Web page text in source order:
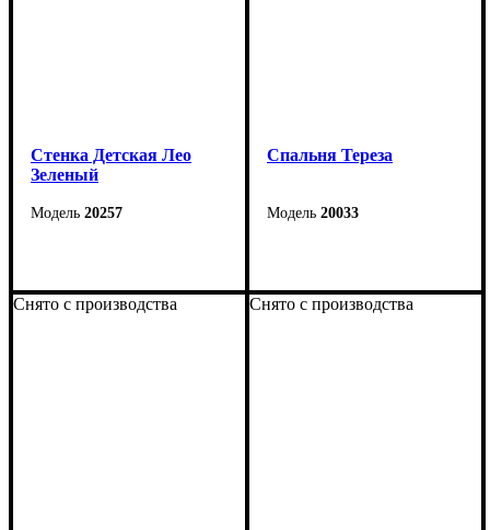
Стенка Детская Лео
Зеленый
20257
Cпальня Тереза
20033
Снято с производства Снято с производства